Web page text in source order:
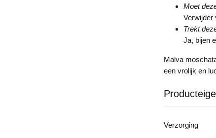
Moet
Verwijder
Trekt
Ja, bijen
Malva
een vrolijk en
Verzorging